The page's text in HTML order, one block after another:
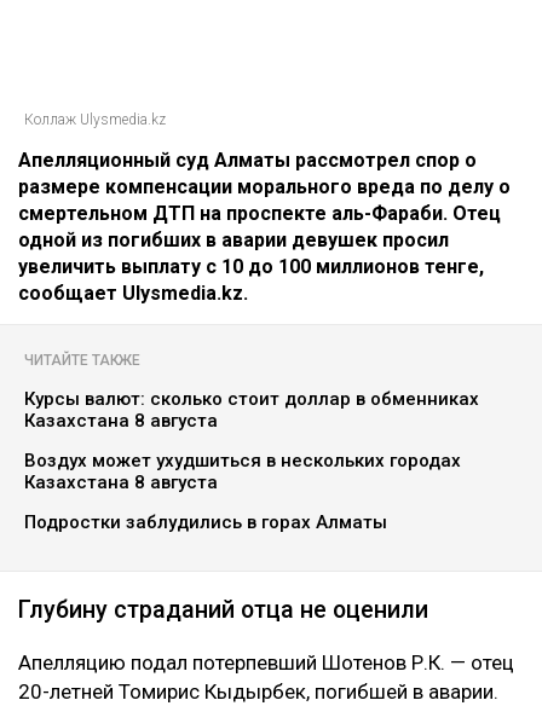
Коллаж Ulysmedia.kz
Апелляционный суд Алматы рассмотрел спор о
размере компенсации морального вреда по делу о
смертельном ДТП на проспекте аль-Фараби. Отец
одной из погибших в аварии девушек просил
увеличить выплату с 10 до 100 миллионов тенге,
сообщает Ulysmedia.kz.
ЧИТАЙТЕ ТАКЖЕ
Курсы валют: сколько стоит доллар в обменниках
Казахстана 8 августа
Воздух может ухудшиться в нескольких городах
Казахстана 8 августа
Подростки заблудились в горах Алматы
Глубину страданий отца не оценили
Апелляцию подал потерпевший Шотенов Р.К. — отец
20-летней Томирис Кыдырбек, погибшей в аварии.